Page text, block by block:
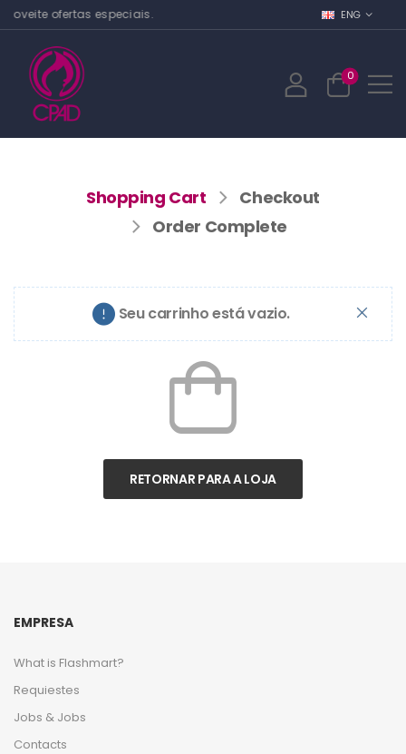
ofertas especiais. ENG
0
Shopping Cart
Checkout
Order Complete
Seu carrinho está vazio.
RETORNAR PARA A LOJA
EMPRESA
What is Flashmart?
Requiestes
Jobs & Jobs
Contacts